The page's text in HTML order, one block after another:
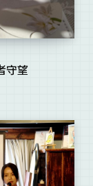
守望